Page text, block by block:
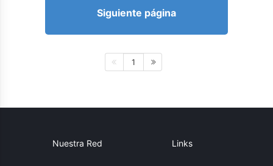
Siguiente página
1
Nuestra Red Links